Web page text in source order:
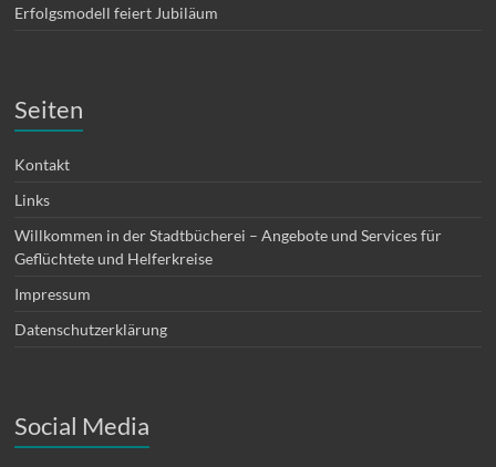
Erfolgsmodell feiert Jubiläum
Seiten
Kontakt
Links
Willkommen in der Stadtbücherei – Angebote und Services für
Geflüchtete und Helferkreise
Impressum
Datenschutzerklärung
Social Media